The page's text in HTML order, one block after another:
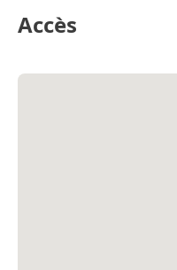
Accès